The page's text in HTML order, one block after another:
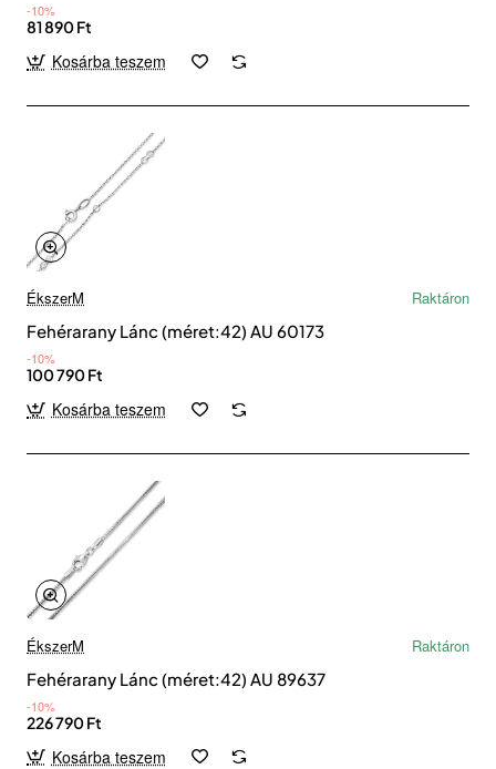
-10%
81 890 Ft
Kosárba teszem
ÉkszerM
Raktáron
Fehérarany Lánc (méret:42) AU 60173
-10%
100 790 Ft
Kosárba teszem
ÉkszerM
Raktáron
Fehérarany Lánc (méret:42) AU 89637
-10%
226 790 Ft
Kosárba teszem